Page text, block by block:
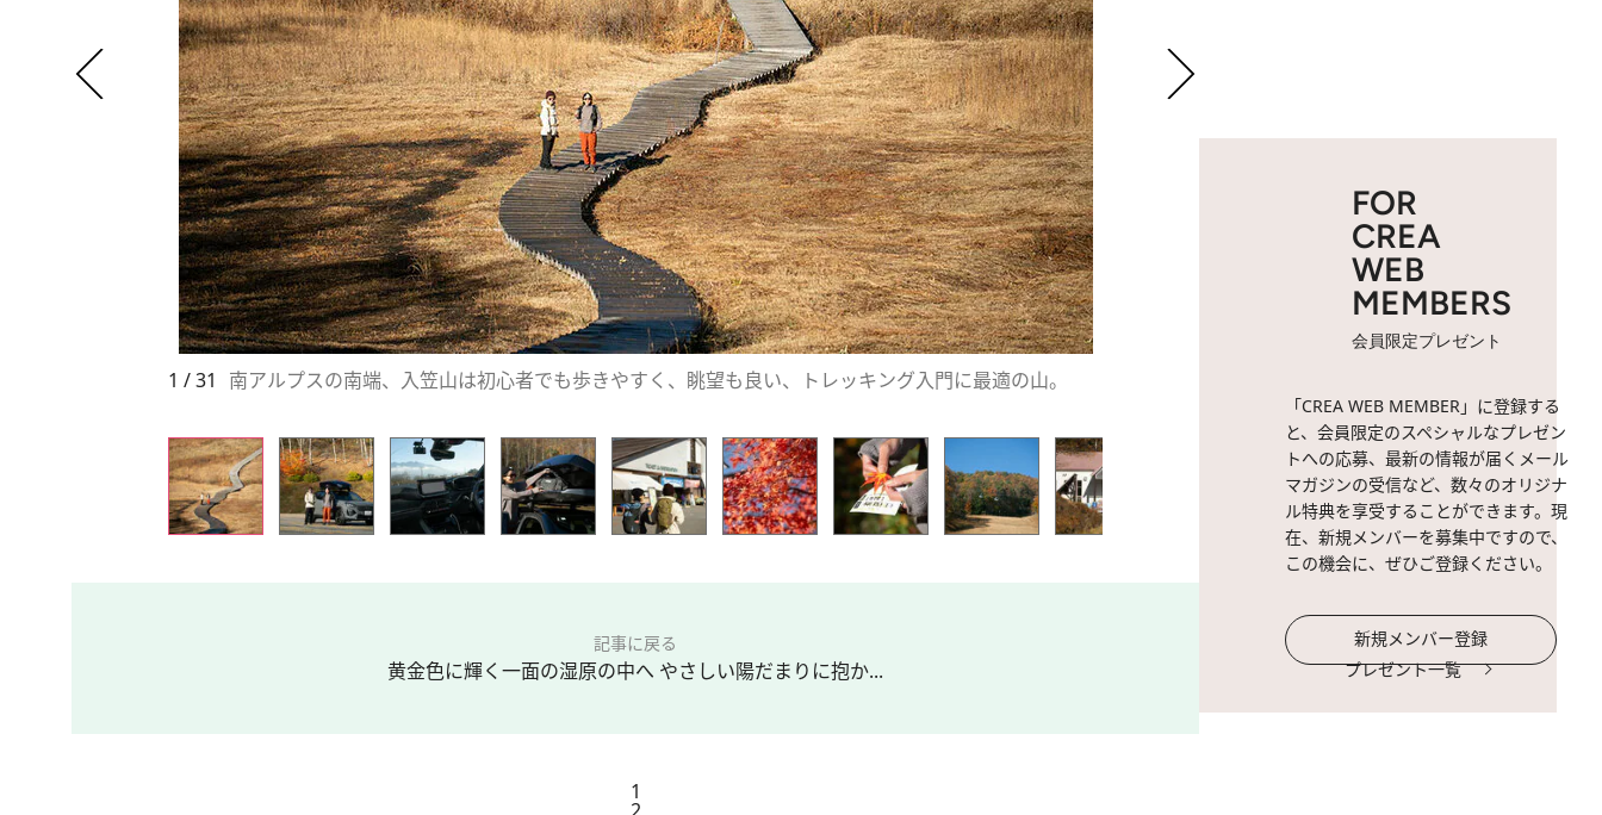
1 / 31 南アルプスの南端、入笠山は初心者でも歩きやすく、眺望も良い、トレッキング入門に最適の山。
光の爪が特徴的なシグネチ
的なデザインがとってもク
記事に戻る
黄金色に輝く一面の湿原の中へ やさしい陽だまりに抱か...
1
FOR
CREA
WEB
MEMBERS
会員限定プレゼント
「CREA WEB MEMBER」に登録する
と、会員限定のスペシャルなプレゼン
トへの応募、最新の情報が届くメール
マガジンの受信など、数々のオリジナ
ル特典を享受することができます。現
在、新規メンバーを募集中ですので、
この機会に、ぜひご登録ください。
新規メンバー登録
プレゼント一覧